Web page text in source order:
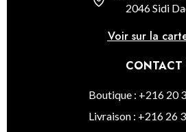
2046 Sidi
Voir sur la
CONTACT
Boutique : +216 20
Livraison : +216 26